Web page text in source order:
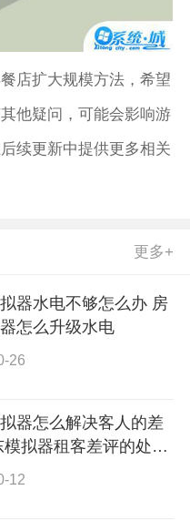
扩大规模方法，希望
他疑问，可能会影响游
续更新中提供更多相关
更多+
器水电不够怎么办 房
怎么升级水电
26
器怎么解决客人的差
模拟器租客差评的处理
12